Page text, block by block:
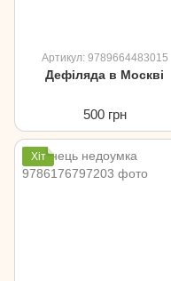
Артикул: 9789664483015
Дефіляда в Москві
500 грн
Хіт